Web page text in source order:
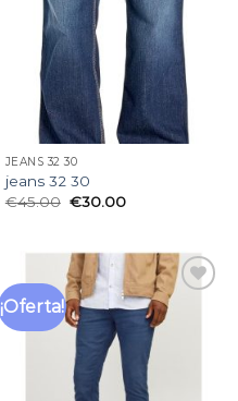
JEANS 32 30
jeans 32 30
€45.00 €30.00
¡Oferta!
Añadir